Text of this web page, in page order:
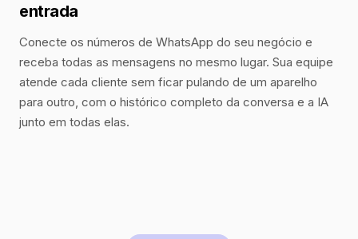
entrada
Conecte os números de WhatsApp do seu negócio e
receba todas as mensagens no mesmo lugar. Sua equipe
atende cada cliente sem ficar pulando de um aparelho
para outro, com o histórico completo da conversa e a IA
junto em todas elas.